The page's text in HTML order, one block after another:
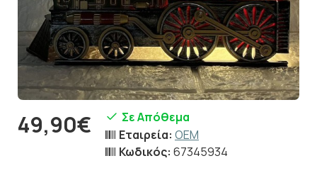
49,90€
Σε Απόθεμα
Εταιρεία: OEM
Κωδικός: 67345934